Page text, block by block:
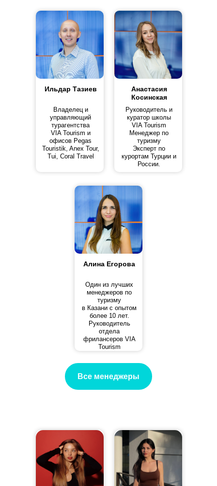
Ильдар Тазиев
Владелец и
управляющий
турагентства
VIA Tourism и
офисов Pegas
Touristik, Anex Tour,
Tui, Coral Travel
Анастасия
Косинская
Руководитель и
куратор школы
VIA Tourism
Менеджер по
туризму
Эксперт по
курортам Турции и
России.
Алина Егорова
Один из лучших
менеджеров по
туризму
в Казани с опытом
более 10 лет.
Руководитель
отдела
фрилансеров VIA
Tourism
Все менеджеры